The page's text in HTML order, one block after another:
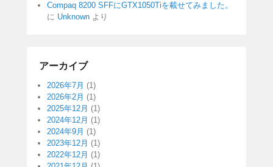
Compaq 8200 SFFにGTX1050Tiを載せてみました。
に Unknown より
アーカイブ
2026年7月 (1)
2026年2月 (1)
2025年12月 (1)
2024年12月 (1)
2024年9月 (1)
2023年12月 (1)
2022年12月 (1)